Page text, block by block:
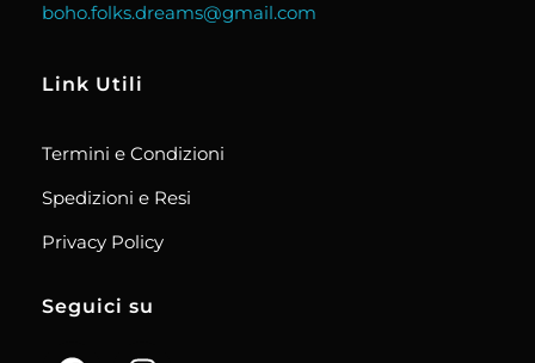
boho.folks.dreams@gmail.com
Link Utili
Termini e Condizioni
Spedizioni e Resi
Privacy Policy
Seguici su